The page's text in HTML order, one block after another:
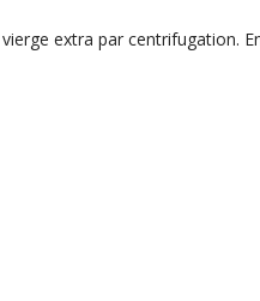
extra par centrifugation.